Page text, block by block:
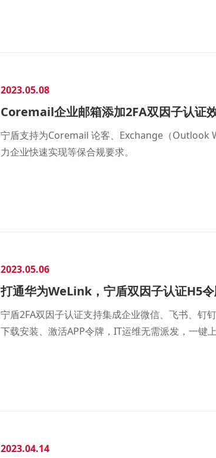
2023.05.08
Coremail企业邮箱添加2FA双因子认证
宁盾支持为Coremail 论客、Exchange（Outlook
力企业快速实现等保合规要求。
2023.05.06
打通华为WeLink，宁盾双因子认证H5
宁盾2FA双因子认证支持集成企业微信、飞书、钉
下载安装、激活APP令牌，IT运维无需派发，一键上
2023.04.14